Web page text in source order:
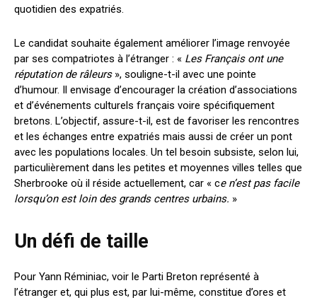
quotidien des expatriés.
Le candidat souhaite également améliorer l’image renvoyée
par ses compatriotes à l’étranger : « Les Français ont une
réputation de râleurs», souligne-t-il avec une pointe
d’humour. Il envisage d’encourager la création d’associations
et d’événements culturels français voire spécifiquement
bretons. L’objectif, assure-t-il, est de favoriser les rencontres
et les échanges entre expatriés mais aussi de créer un pont
avec les populations locales. Un tel besoin subsiste, selon lui,
particulièrement dans les petites et moyennes villes telles que
Sherbrooke où il réside actuellement, car « ce n’est pas facile
lorsqu’on est loin des grands centres urbains. »
Un défi de taille
Pour Yann Réminiac, voir le Parti Breton représenté à
l’étranger et, qui plus est, par lui-même, constitue d’ores et